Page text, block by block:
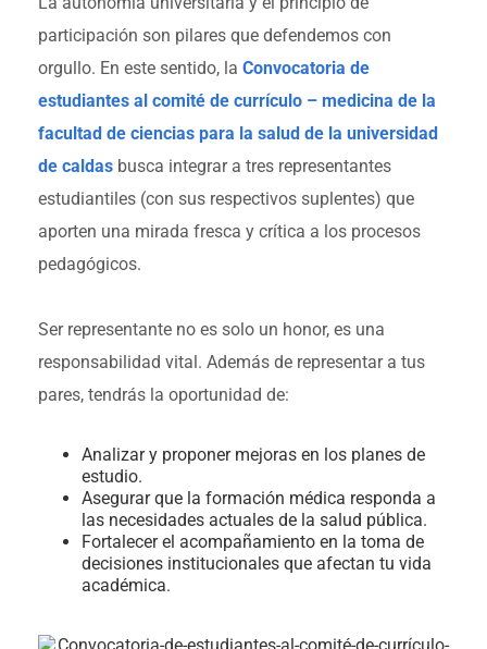
participación son pilares que defendemos con
orgullo. En este sentido, la Convocatoria de
estudiantes al comité de currículo – medicina de la
facultad de ciencias para la salud de la universidad
de caldas busca integrar a tres representantes
estudiantiles (con sus respectivos suplentes) que
aporten una mirada fresca y crítica a los procesos
pedagógicos.
Ser representante no es solo un honor, es una
responsabilidad vital. Además de representar a tus
pares, tendrás la oportunidad de:
Analizar y proponer mejoras en los planes de
estudio.
Asegurar que la formación médica responda a
las necesidades actuales de la salud pública.
Fortalecer el acompañamiento en la toma de
decisiones institucionales que afectan tu vida
académica.